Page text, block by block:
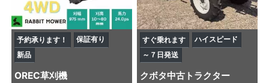
予約承ります！
保証有り
新品
OREC草刈機
すぐ乗れます
ハイスピード
～７日発送
クボタ中古トラクター